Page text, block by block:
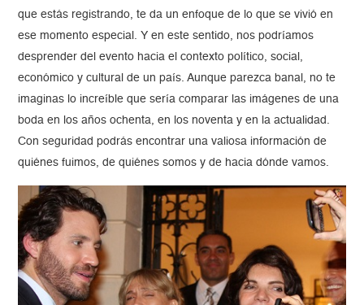
que estás registrando, te da un enfoque de lo que se vivió en
ese momento especial. Y en este sentido, nos podríamos
desprender del evento hacia el contexto político, social,
económico y cultural de un país. Aunque parezca banal, no te
imaginas lo increíble que sería comparar las imágenes de una
boda en los años ochenta, en los noventa y en la actualidad.
Con seguridad podrás encontrar una valiosa información de
quiénes fuimos, de quiénes somos y de hacia dónde vamos.